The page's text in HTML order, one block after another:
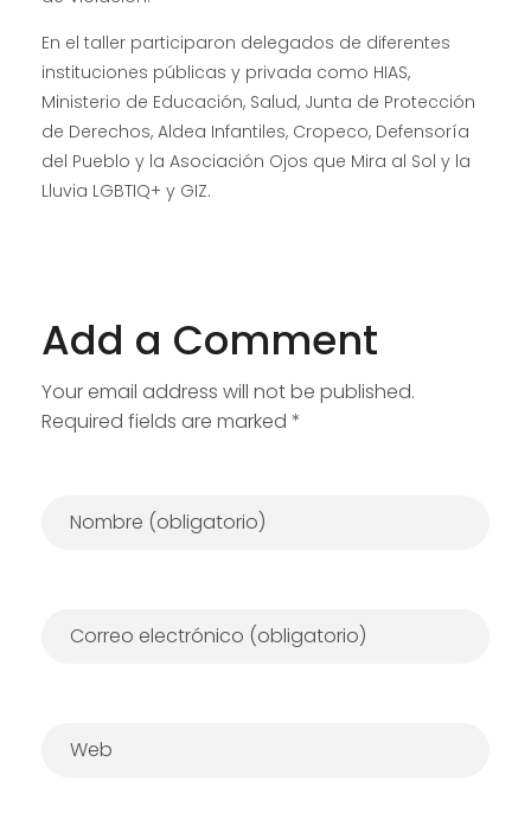
En el taller participaron delegados de diferentes
instituciones públicas y privada como HIAS,
Ministerio de Educación, Salud, Junta de Protección
de Derechos, Aldea Infantiles, Cropeco, Defensoría
del Pueblo y la Asociación Ojos que Mira al Sol y la
Lluvia LGBTIQ+ y GIZ.
Add a Comment
Your email address will not be published.
Required fields are marked *